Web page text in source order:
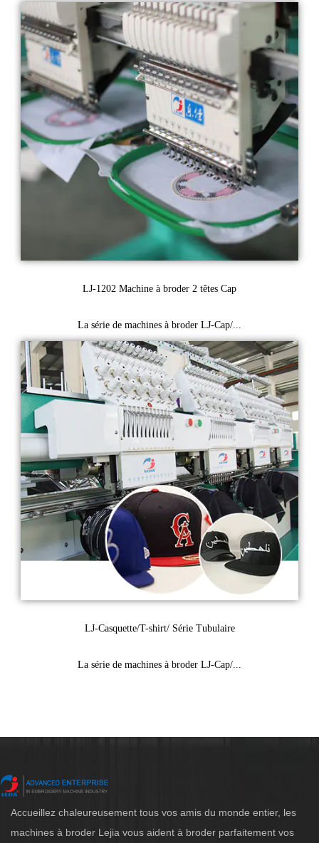
LJ-1202 Machine à broder 2 têtes Cap
La série de machines à broder LJ-Cap/...
LJ-Casquette/T-shirt/ Série Tubulaire
La série de machines à broder LJ-Cap/...
Accueillez chaleureusement tous vos amis du monde entier, les
machines à broder Lejia vous aident à broder parfaitement vos